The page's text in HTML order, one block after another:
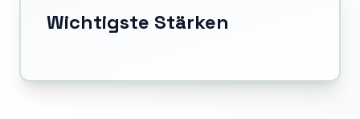
Wichtigste Stärken